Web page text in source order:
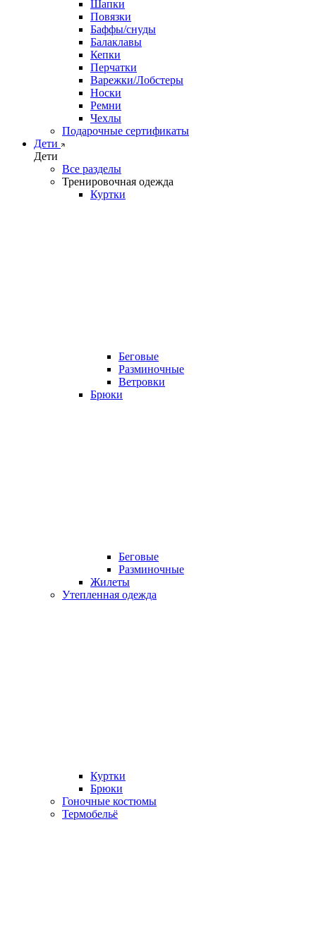
Шапки
Повязки
Баффы/снуды
Балаклавы
Кепки
Перчатки
Варежки/Лобстеры
Носки
Ремни
Чехлы
Подарочные сертификаты
Дети
Дети
Все разделы
Тренировочная одежда
Куртки
Беговые
Разминочные
Ветровки
Брюки
Беговые
Разминочные
Жилеты
Утепленная одежда
Куртки
Брюки
Гоночные костюмы
Термобельё